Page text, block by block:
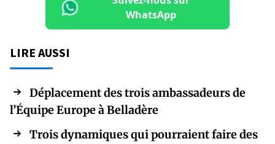
WhatsApp
LIRE AUSSI
Déplacement des trois ambassadeurs de
l’Équipe Europe à Belladère
Trois dynamiques qui pourraient faire des